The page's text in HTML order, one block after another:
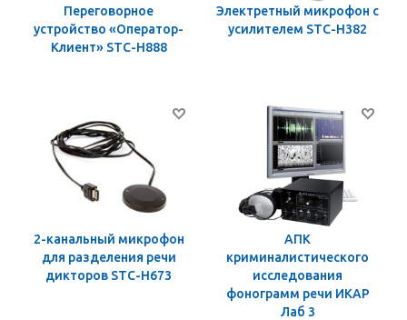
Переговорное
устройство «Оператор-
Клиент» STC-H888
Электретный микрофон с
усилителем STC-Н382
2-канальный микрофон
для разделения речи
дикторов STC-H673
АПК
криминалистического
исследования
фонограмм речи ИКАР
Лаб 3